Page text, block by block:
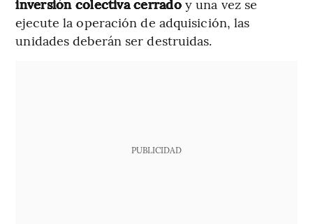
inversión colectiva cerradoy una vez se
ejecute la operación de adquisición, las
unidades deberán ser destruidas.
PUBLICIDAD